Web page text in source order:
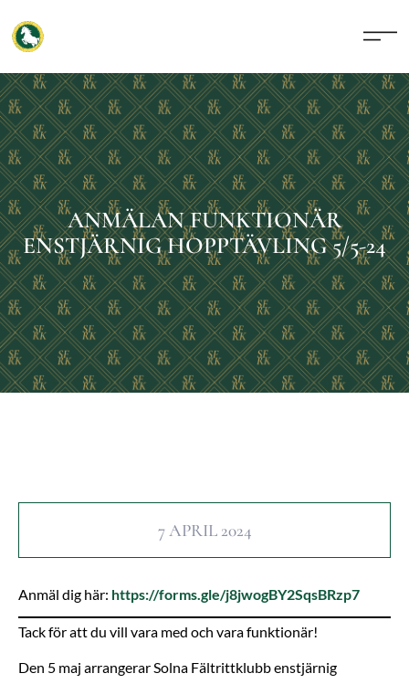
ANMÄLAN FUNKTIONÄR
ENSTJÄRNIG HOPPTÄVLING 5/5-24
7 APRIL 2024
Anmäl dig här: https://forms.gle/j8jwogBY2SqsBRzp7
Tack för att du vill vara med och vara funktionär!
Den 5 maj arrangerar Solna Fältrittklubb enstjärnig